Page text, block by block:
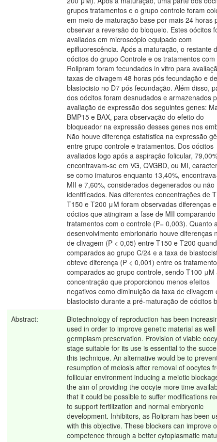
grupos tratamentos e o grupo controle foram
em meio de maturação base por mais 24 horas
observar a reversão do bloqueio. Estes oócitos
avaliados em microscópio equipado com
epifluorescência. Após a maturação, o restante
oócitos do grupo Controle e os tratamentos com
Rolipram foram fecundados in vitro para
taxas de clivagem 48 horas pós fecundação e de
blastocisto no D7 pós fecundação. Além disso,
dos oócitos foram desnudados e armazenados
avaliação de expressão dos seguintes genes:
BMP15 e BAX, para observação do efeito do
bloqueador na expressão desses genes nos
Não houve diferença estatística na expressão
entre grupo controle e tratamentos. Dos oócitos
avaliados logo após a aspiração folicular,
encontravam-se em VG, QVGBD, ou MI,
se como imaturos enquanto 13,40%,
MII e 7,60%, considerados degenerados ou não
identificados. Nas diferentes concentrações de
T150 e T200 μM foram observadas diferenças
oócitos que atingiram a fase de MII
tratamentos com o controle (P= 0,003). Quanto
desenvolvimento embrionário houve diferenças
de clivagem (P < 0,05) entre T150 e T200
comparados ao grupo C/24 e a taxa de
obteve diferença (P < 0,001) entre os
comparados ao grupo controle, sendo T100 μM
concentração que proporcionou menos efeitos
negativos como diminuição da taxa de clivagem
blastocisto durante a pré-maturação de oócitos
Abstract:
Biotechnology of reproduction has been
used in order to improve genetic material as
germplasm preservation. Provision of viable
stage suitable for its use is essential to the
this technique. An alternative would be to
resumption of meiosis after removal of oocytes
follicular environment inducing a meiotic
the aim of providing the oocyte more time
that it could be possible to suffer modifications
to support fertilization and normal embryonic
development. Inhibitors, as Rolipram has been
with this objective. These blockers can improve
competence through a better cytoplasmatic